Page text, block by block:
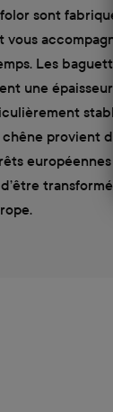
sont
vous
Les
une épaisseur
provient
européennes
transformé